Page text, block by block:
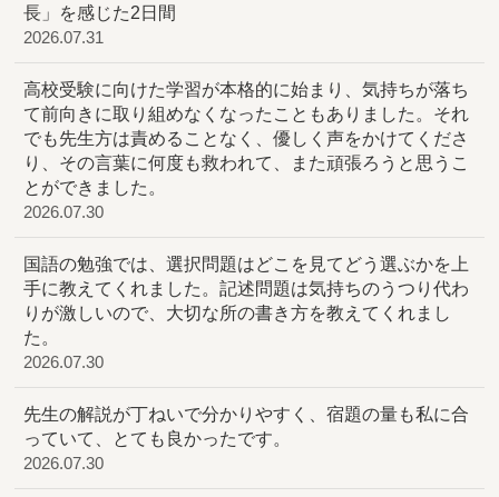
長」を感じた2日間
2026.07.31
高校受験に向けた学習が本格的に始まり、気持ちが落ち
て前向きに取り組めなくなったこともありました。それ
でも先生方は責めることなく、優しく声をかけてくださ
り、その言葉に何度も救われて、また頑張ろうと思うこ
とができました。
2026.07.30
国語の勉強では、選択問題はどこを見てどう選ぶかを上
手に教えてくれました。記述問題は気持ちのうつり代わ
りが激しいので、大切な所の書き方を教えてくれまし
た。
2026.07.30
先生の解説が丁ねいで分かりやすく、宿題の量も私に合
っていて、とても良かったです。
2026.07.30